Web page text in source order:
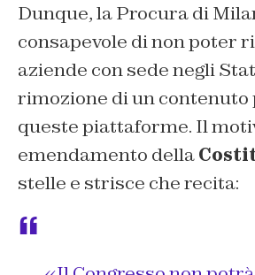
Dunque, la Procura di
consapevole di non poter
aziende con sede negli
rimozione di un contenuto
queste piattaforme. Il
emendamento della
stelle e strisce che recita: